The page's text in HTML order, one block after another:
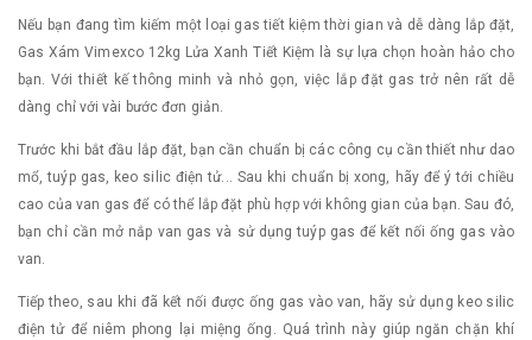
Nếu bạn đang tìm kiếm một loại gas tiết kiệm thời gian và dễ dàng lắp đặt,
Gas Xám Vimexco 12kg Lửa Xanh Tiết Kiệm là sự lựa chọn hoàn hảo cho
bạn. Với thiết kế thông minh và nhỏ gọn, việc lắp đặt gas trở nên rất dễ
dàng chỉ với vài bước đơn giản.
Trước khi bắt đầu lắp đặt, bạn cần chuẩn bị các công cụ cần thiết như dao
mổ, tuýp gas, keo silic điện tử... Sau khi chuẩn bị xong, hãy để ý tới chiều
cao của van gas để có thể lắp đặt phù hợp với không gian của bạn. Sau đó,
bạn chỉ cần mở nắp van gas và sử dụng tuýp gas để kết nối ống gas vào
van.
Tiếp theo, sau khi đã kết nối được ống gas vào van, hãy sử dụng keo silic
điện tử để niêm phong lại miệng ống. Quá trình này giúp ngăn chặn khí